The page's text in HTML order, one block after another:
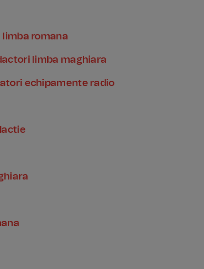
limba romana
limba maghiara
echipamente radio